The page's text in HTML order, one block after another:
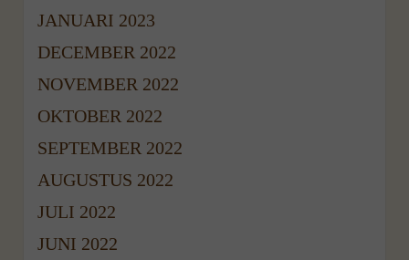
JANUARI 2023
DECEMBER 2022
NOVEMBER 2022
OKTOBER 2022
SEPTEMBER 2022
AUGUSTUS 2022
JULI 2022
JUNI 2022